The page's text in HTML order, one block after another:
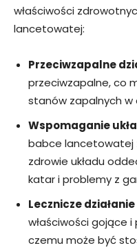
właściwości
lancetowatej:
Przeciwzapalne
przeciwzapalne, co
stanów zapalnych w
Wspomaganie
babce lancetowatej
zdrowie układu
katar i problemy z
Lecznicze
właściwości gojące
czemu może być